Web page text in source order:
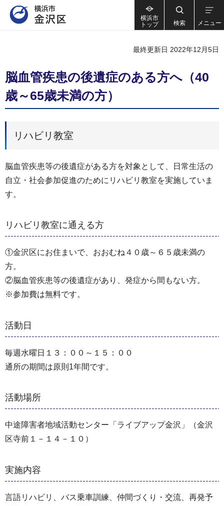
横浜市
トップ
検索 メニュー
最終更新日 2022年12月5日
脳血管疾患の後遺症のある方へ（40
歳～65歳未満の方）
リハビリ教室
脳血管疾患等の後遺症がある方を対象として、日常生活の
自立・社会参加促進のためにリハビリ教室を実施していま
す。
リハビリ教室に通える方
①金沢区にお住まいで、おおむね４０歳～６５歳未満の
方。
②脳血管疾患等の後遺症があり、発症から間もない方。
※参加費は無料です。
活動日
毎週水曜日１３：００～１５：００
通所の期間は原則1年間です。
活動場所
中途障害者地域活動センター「ライブアップ金沢」（金沢
区寺前１－１４－１０）
実施内容
言語リハビリ、バス乗車訓練、仲間づくり・交流、再発予